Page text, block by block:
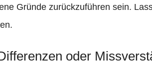
Gründe zurückzuführen sein.
oder